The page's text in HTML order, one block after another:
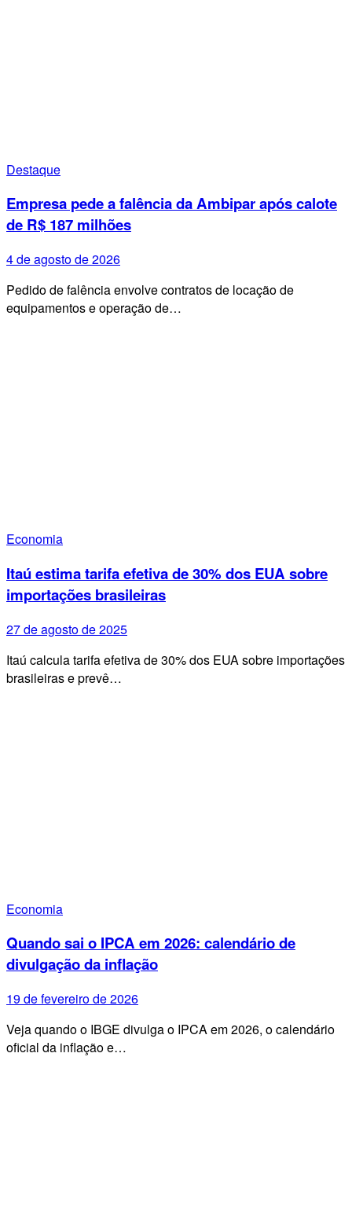
Destaque
Empresa pede a falência da Ambipar após calote
de R$ 187 milhões
4 de agosto de 2026
Pedido de falência envolve contratos de locação de
equipamentos e operação de…
Economia
Itaú estima tarifa efetiva de 30% dos EUA sobre
importações brasileiras
27 de agosto de 2025
Itaú calcula tarifa efetiva de 30% dos EUA sobre importações
brasileiras e prevê…
Economia
Quando sai o IPCA em 2026: calendário de
divulgação da inflação
19 de fevereiro de 2026
Veja quando o IBGE divulga o IPCA em 2026, o calendário
oficial da inflação e…